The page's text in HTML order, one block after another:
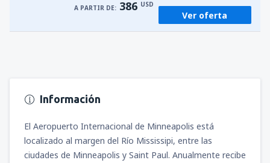
A PARTIR DE: 386 USD
Ver oferta
Información
El Aeropuerto Internacional de Minneapolis está
localizado al margen del Río Mississipi, entre las
ciudades de Minneapolis y Saint Paul. Anualmente recibe